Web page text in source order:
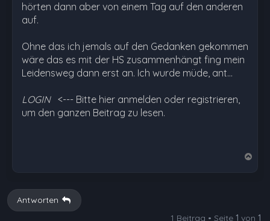
hörten dann aber von einem Tag auf den anderen
auf.
Ohne das ich jemals auf den Gedanken gekommen
wäre das es mit der HS zusammenhängt fing mein
Leidensweg dann erst an. Ich wurde müde, ant…
LOGIN <--- Bitte hier anmelden oder registrieren,
um den ganzen Beitrag zu lesen.
Antworten
1 Beitrag • Seite 1 von 1